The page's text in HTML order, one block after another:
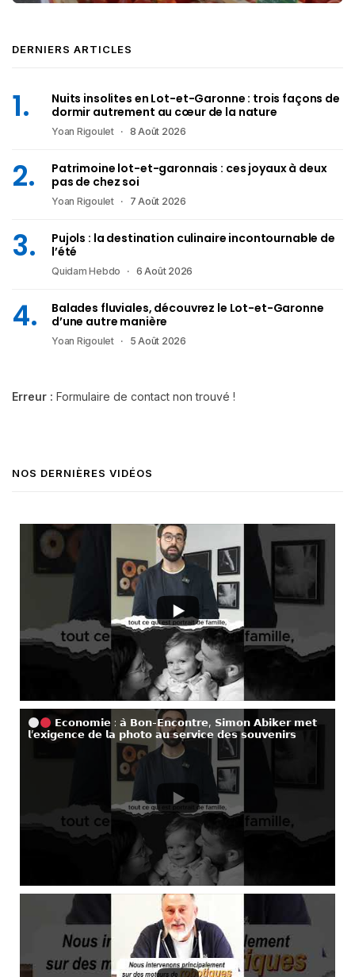
DERNIERS ARTICLES
Nuits insolites en Lot-et-Garonne : trois façons de
dormir autrement au cœur de la nature
Yoan Rigoulet 8 Août 2026
Patrimoine lot-et-garonnais : ces joyaux à deux
pas de chez soi
Yoan Rigoulet 7 Août 2026
Pujols : la destination culinaire incontournable de
l’été
Quidam Hebdo 6 Août 2026
Balades fluviales, découvrez le Lot-et-Garonne
d’une autre manière
Yoan Rigoulet 5 Août 2026
Erreur : Formulaire de contact non trouvé !
NOS DERNIÈRES VIDÉOS
𝗘𝗰𝗼𝗻𝗼𝗺𝗶𝗲 : 𝗮̀ 𝗕𝗼𝗻-𝗘𝗻𝗰𝗼𝗻𝘁𝗿𝗲, 𝗦𝗶𝗺𝗼𝗻 𝗔𝗯𝗶𝗸𝗲𝗿 𝗺𝗲𝘁
𝗹’𝗲𝘅𝗶𝗴𝗲𝗻𝗰𝗲 𝗱𝗲 𝗹𝗮 𝗽𝗵𝗼𝘁𝗼 𝗮𝘂 𝘀𝗲𝗿𝘃𝗶𝗰𝗲 𝗱𝗲𝘀 𝘀𝗼𝘂𝘃𝗲𝗻𝗶𝗿𝘀